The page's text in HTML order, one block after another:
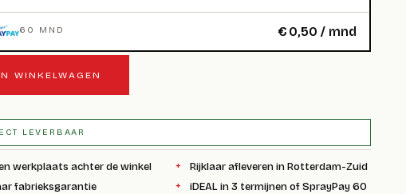
60 MND € 0,50 / mnd
WINKELWAGEN
LEVERBAAR
werkplaats achter de winkel
Rijklaar afleveren in Rotterdam-Zuid
fabrieksgarantie
iDEAL in 3 termijnen of SprayPay 60